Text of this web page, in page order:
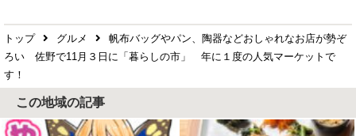
トップ グルメ
帆布バッグやパン、陶器などおしゃれなお店が勢ぞ
ろい 佐野で11月３日に「暮らしの市」 年に１度の人気マーケットで
す！
この地域の記事